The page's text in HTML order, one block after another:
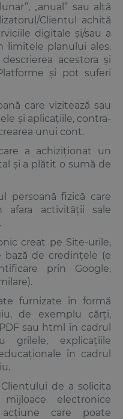
„anual” sau altă
Clientul achită
digitale și/sau a
limitele planului ales.
acestora și
și pot suferi
care vizitează sau
și aplicațiile, contra-
unui cont.
a achiziționat un
și a plătit o sumă de
persoană fizică care
afara activității sale
creat pe Site-urile,
bază de credințele (e
prin Google,
furnizate în formă
de exemplu cărți,
sau html în cadrul
grilele, explicațiile
în cadrul
Clientului de a solicita
electronice
acțiune care poate